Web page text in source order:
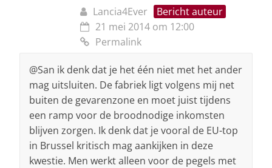
Lancia4Ever
Bericht auteur
21 mei 2014 om 12:00
Permalink
@San ik denk dat je het één niet met het ander
mag uitsluiten. De fabriek ligt volgens mij net
buiten de gevarenzone en moet juist tijdens
een ramp voor de broodnodige inkomsten
blijven zorgen. Ik denk dat je vooral de EU-top
in Brussel kritisch mag aankijken in deze
kwestie. Men werkt alleen voor de pegels met